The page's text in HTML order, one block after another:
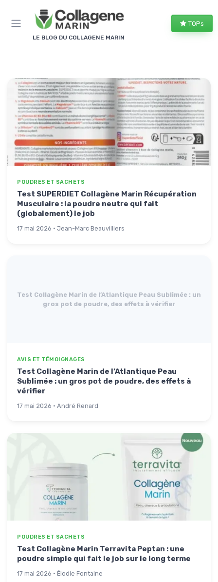
LE BLOG DU COLLAGENE MARIN
TOPs
POUDRES ET SACHETS
Test SUPERDIET Collagène Marin Récupération
Musculaire : la poudre neutre qui fait
(globalement) le job
17 mai 2026 · Jean-Marc Beauvilliers
Test Collagène Marin de l’Atlantique Peau Sublimée : un
gros pot de poudre, des effets à vérifier
AVIS ET TÉMOIGNAGES
Test Collagène Marin de l’Atlantique Peau
Sublimée : un gros pot de poudre, des effets à
vérifier
17 mai 2026 · André Renard
POUDRES ET SACHETS
Test Collagène Marin Terravita Peptan : une
poudre simple qui fait le job sur le long terme
17 mai 2026 · Élodie Fontaine